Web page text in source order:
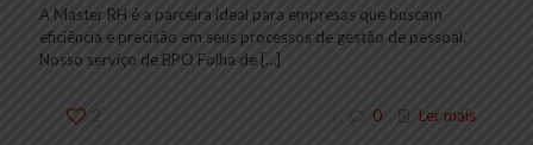
A Master RH é a parceira ideal para empresas que buscam
eficiência e precisão em seus processos de gestão de pessoal.
Nosso serviço de BPO Folha de […]
2 0 Ler mais